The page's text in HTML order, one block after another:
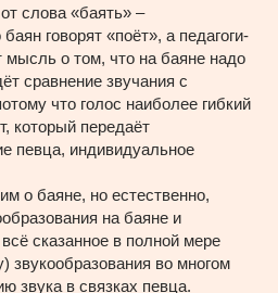
слова «баять» –
говорят «поёт», а педагоги-
о том, что на баяне надо
сравнение звучания с
что голос наиболее гибкий
который передаёт
певца, индивидуальное
о баяне, но естественно,
на баяне и
сказанное в полной мере
звукообразования во многом
звука в связках певца.